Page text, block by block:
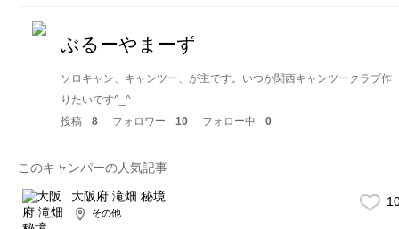
ぶるーやまーず
ソロキャン、キャンツー、が主です。いつか関西キャンツークラブ作
りたいです^_^
投稿
8 フォロワー 10 フォロー中 0
このキャンパーの人気記事
大阪府 滝畑 秘境
その他